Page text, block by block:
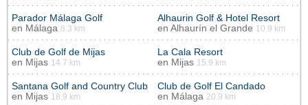
Parador Málaga Golf
en Málaga 8.3 km
Alhaurin Golf & Hotel Resort
en Alhaurín el Grande 10.9 km
Club de Golf de Mijas
en Mijas 14.7 km
La Cala Resort
en Mijas 15.9 km
Santana Golf and Country Club
en Mijas 18.9 km
Club de Golf El Candado
en Málaga 20.9 km